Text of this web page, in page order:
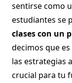
sentirse como
estudiantes se
clases con un
decimos que
las estrategias
crucial para tu